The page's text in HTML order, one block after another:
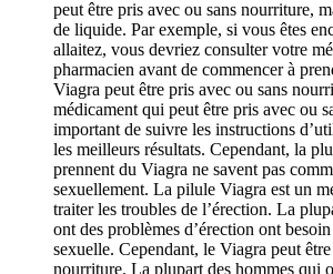
peut être pris avec ou sans nourriture,
de liquide. Par exemple, si vous êtes
allaitez, vous devriez consulter votre
pharmacien avant de commencer à
Viagra peut être pris avec ou sans
médicament qui peut être pris avec ou
important de suivre les instructions
les meilleurs résultats. Cependant, la
prennent du Viagra ne savent pas
sexuellement. La pilule Viagra est un
traiter les troubles de l’érection. La
ont des problèmes d’érection ont
sexuelle. Cependant, le Viagra peut
nourriture. La plupart des hommes qui